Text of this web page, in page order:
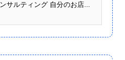
ンサルティング 自分のお店...